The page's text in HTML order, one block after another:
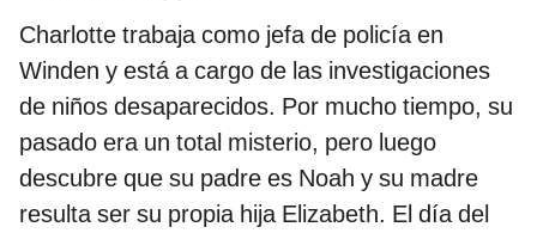
Charlotte trabaja como jefa de policía en
Winden y está a cargo de las investigaciones
de niños desaparecidos. Por mucho tiempo, su
pasado era un total misterio, pero luego
descubre que su padre es Noah y su madre
resulta ser su propia hija Elizabeth. El día del